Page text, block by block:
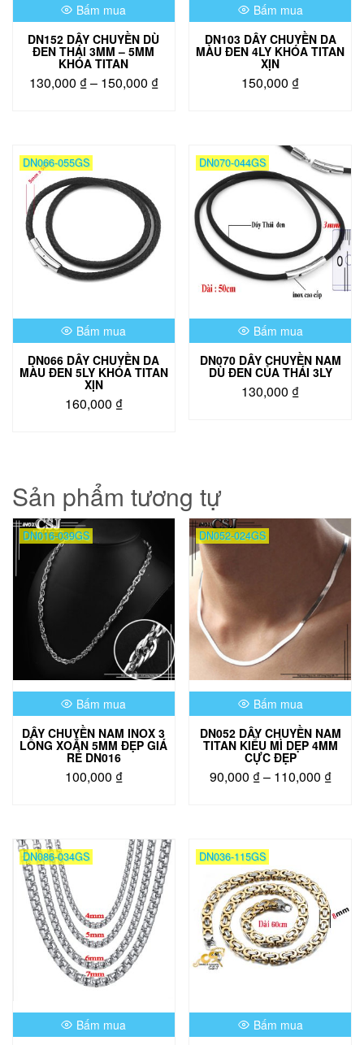
Bấm mua
DN152 DÂY CHUYỀN DÙ
ĐEN THÁI 3MM – 5MM
KHÓA TITAN
130,000 ₫– 150,000 ₫Khoảng
150,000 ₫
biến
có
thể
chọn
trên
sản
phẩm
Bấm mua
DN103 DÂY CHUYỀN DA
MÀU ĐEN 4LY KHÓA TITAN
XỊN
150,000 ₫
DN066-055GS
Bấm mua
DN066 DÂY CHUYỀN DA
MÀU ĐEN 5LY KHÓA TITAN
XỊN
160,000 ₫
DN070-044GS
Bấm mua
DN070 DÂY CHUYỀN NAM
DÙ ĐEN CỦA THÁI 3LY
130,000 ₫
Sản phẩm tương tự
DN016-039GS
Bấm mua
DÂY CHUYỀN NAM INOX 3
LỒNG XOẮN 5MM ĐẸP GIÁ
RẺ DN016
100,000 ₫
DN052-024GS
Bấm mua
DN052 DÂY CHUYỀN NAM
TITAN KIỂU MÌ DẸP 4MM
CỰC ĐẸP
90,000 ₫– 110,000 ₫
biến
thể.
Các
tùy
chọn
có
chọn
trên
DN086-034GS
Bấm mua
DN036-115GS
Bấm mua